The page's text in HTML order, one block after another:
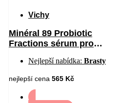
Vichy
Minéral 89 Probiotic
Fractions sérum pro
Nejlepší nabídka: Brasty
nejlepší cena 565 Kč